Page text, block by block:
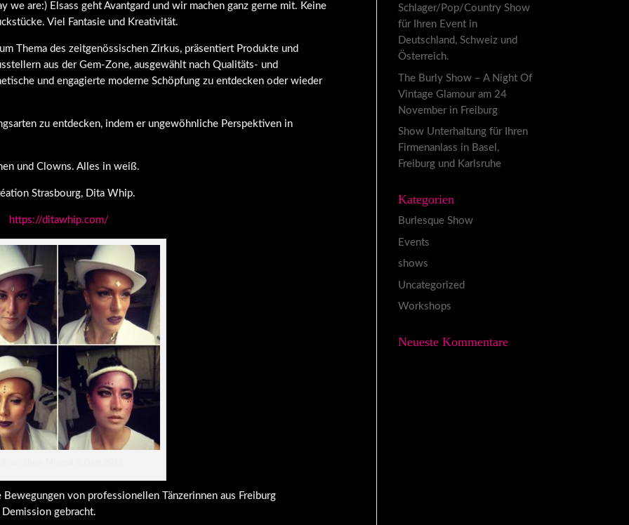
we are:) Elsass geht Avantgard und wir machen ganz gerne mit. Keine
Viel Fantasie und Kreativität.
Thema des zeitgenössischen Zirkus, präsentiert Produkte und
aus der Gem-Zone, ausgewählt nach Qualitäts- und
und engagierte moderne Schöpfung zu entdecken oder wieder
zu entdecken, indem er ungewöhnliche Perspektiven in
und Clowns. Alles in weiß.
Strasbourg, Dita Whip.
https://ditawhip.com/
von professionellen Tänzerinnen aus Freiburg
Demission gebracht.
Schlager/Pop/Country Show
für Ihren Event in
Deutschland, Schweiz und
Österreich.
The Burly Show – A Night Of
Vintage Glamour am 24
November in Freiburg
Show Unterhaltung für Ihren
Firmenanlass in Basel,
Freiburg und Karlsruhe
Kategorien
Burlesque Show
Events
shows
Uncategorized
Workshops
Neueste Kommentare